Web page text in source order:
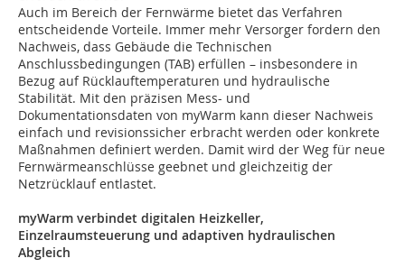
Auch im Bereich der Fernwärme bietet das Verfahren
entscheidende Vorteile. Immer mehr Versorger fordern den
Nachweis, dass Gebäude die Technischen
Anschlussbedingungen (TAB) erfüllen – insbesondere in
Bezug auf Rücklauftemperaturen und hydraulische
Stabilität. Mit den präzisen Mess- und
Dokumentationsdaten von myWarm kann dieser Nachweis
einfach und revisionssicher erbracht werden oder konkrete
Maßnahmen definiert werden. Damit wird der Weg für neue
Fernwärmeanschlüsse geebnet und gleichzeitig der
Netzrücklauf entlastet.
myWarm verbindet digitalen Heizkeller,
Einzelraumsteuerung und adaptiven hydraulischen
Abgleich